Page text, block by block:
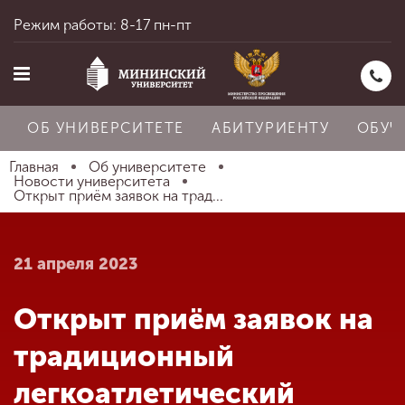
Главная
Абитуриенту
Режим работы: 8-17 пн-пт
ОБ УНИВЕРСИТЕТЕ АБИТУРИЕНТУ
Главная
Об университете
Новости университета
Открыт приём заявок на трад...
21 апреля 2023
Открыт приём заявок на
традиционный
легкоатлетический